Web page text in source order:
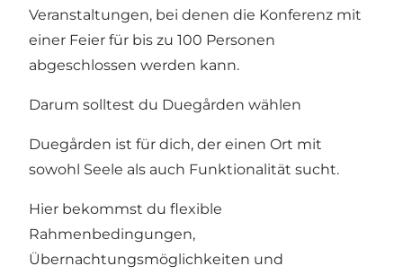
Veranstaltungen, bei denen die Konferenz mit
einer Feier für bis zu 100 Personen
abgeschlossen werden kann.
Darum solltest du Duegården wählen
Duegården ist für dich, der einen Ort mit
sowohl Seele als auch Funktionalität sucht.
Hier bekommst du flexible
Rahmenbedingungen,
Übernachtungsmöglichkeiten und